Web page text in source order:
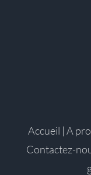
Accueil | A
Contactez-